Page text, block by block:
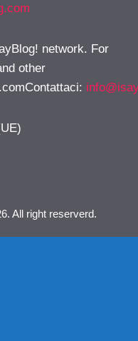
network. For
other
:
All right reserverd.